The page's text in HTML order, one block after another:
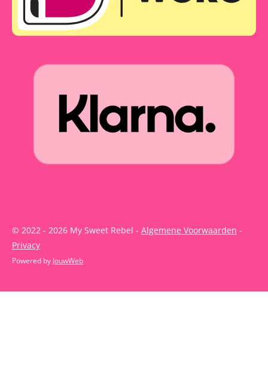
© 2022 - 2026 My Sweet Rebel - Algemene Voorwaarden -
Privacy
Powered by JouwWeb